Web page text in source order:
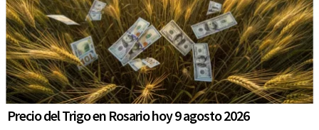
Precio del Trigo en Rosario hoy 9 agosto 2026